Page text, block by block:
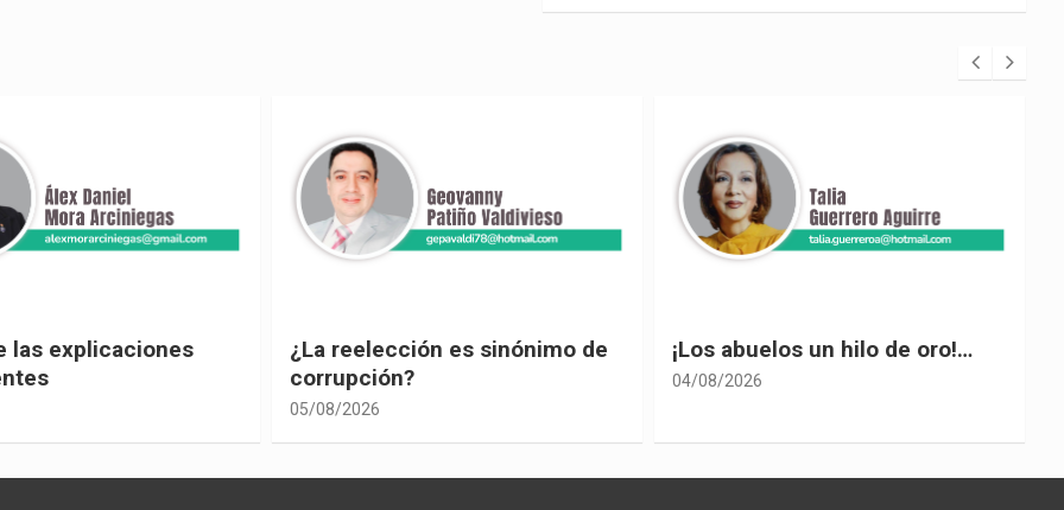
es sinónimo de
¡Los abuelos un hilo de oro!…
04/08/2026
El desplome de Noboa
04/08/2026